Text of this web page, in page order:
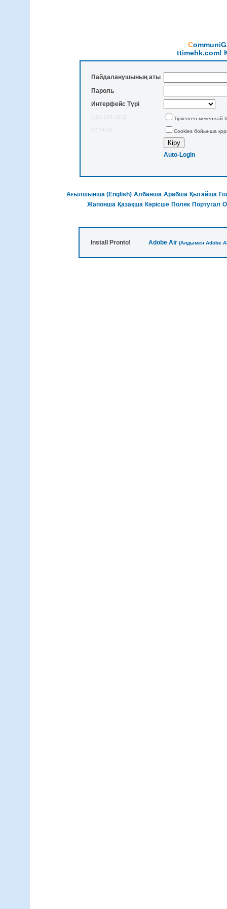
ttimehk.com!
Пайдаланушының аты
Пароль
Интерфейс Түрі
[192.168.42.1]
Тіркелген мекенжай
02:54:03
Cookies бойынша
Auto-Login
Ағылшынша (English) Албанша Арабша Қытайша
Жапонша Қазақша Кәрісше Поляк Португал
Install Pronto! Adobe Air (Алдымен Adobe